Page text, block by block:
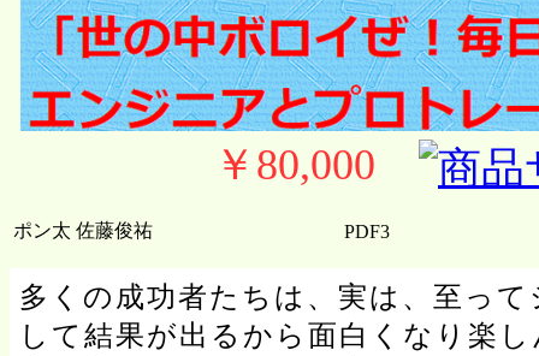
￥80,000
ポン太 佐藤俊祐 PDF3
多くの成功者たちは、実は、至っ
して結果が出るから面白くなり楽